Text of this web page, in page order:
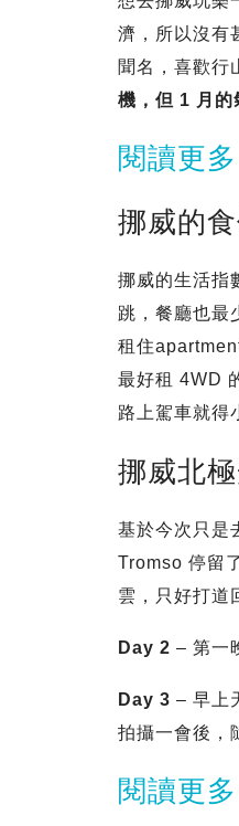
濟，所以沒有
聞名，喜歡行
機，但 1 月的
閱讀更
挪威的
挪威的生活指
跳，餐廳也最
租住
最好租 4WD
路上駕車就得
挪威北
基於今次只是
Tromso 停留
雲，只好打道
Day 2 – 第一
Day 3 – 早上
拍攝一會後，
閱讀更